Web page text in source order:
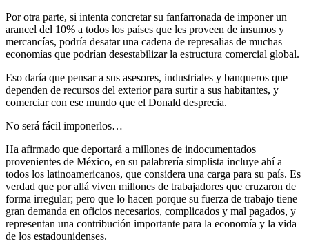
Por otra parte, si intenta concretar su fanfarronada de imponer un
arancel del 10% a todos los países que les proveen de insumos y
mercancías, podría desatar una cadena de represalias de muchas
economías que podrían desestabilizar la estructura comercial global.
Eso daría que pensar a sus asesores, industriales y banqueros que
dependen de recursos del exterior para surtir a sus habitantes, y
comerciar con ese mundo que el Donald desprecia.
No será fácil imponerlos…
Ha afirmado que deportará a millones de indocumentados
provenientes de México, en su palabrería simplista incluye ahí a
todos los latinoamericanos, que considera una carga para su país. Es
verdad que por allá viven millones de trabajadores que cruzaron de
forma irregular; pero que lo hacen porque su fuerza de trabajo tiene
gran demanda en oficios necesarios, complicados y mal pagados, y
representan una contribución importante para la economía y la vida
de los estadounidenses.